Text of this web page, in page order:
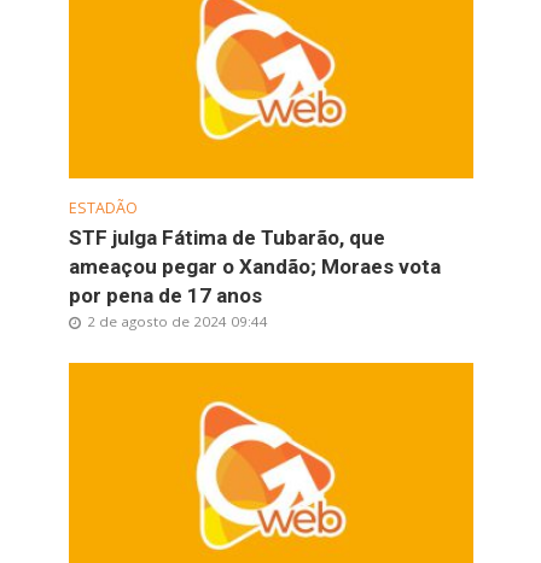
ESTADÃO
STF julga Fátima de Tubarão, que
ameaçou pegar o Xandão; Moraes vota
por pena de 17 anos
2 de agosto de 2024 09:44